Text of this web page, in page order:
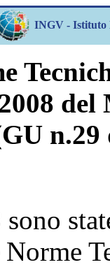
INGV - Istituto
n.29